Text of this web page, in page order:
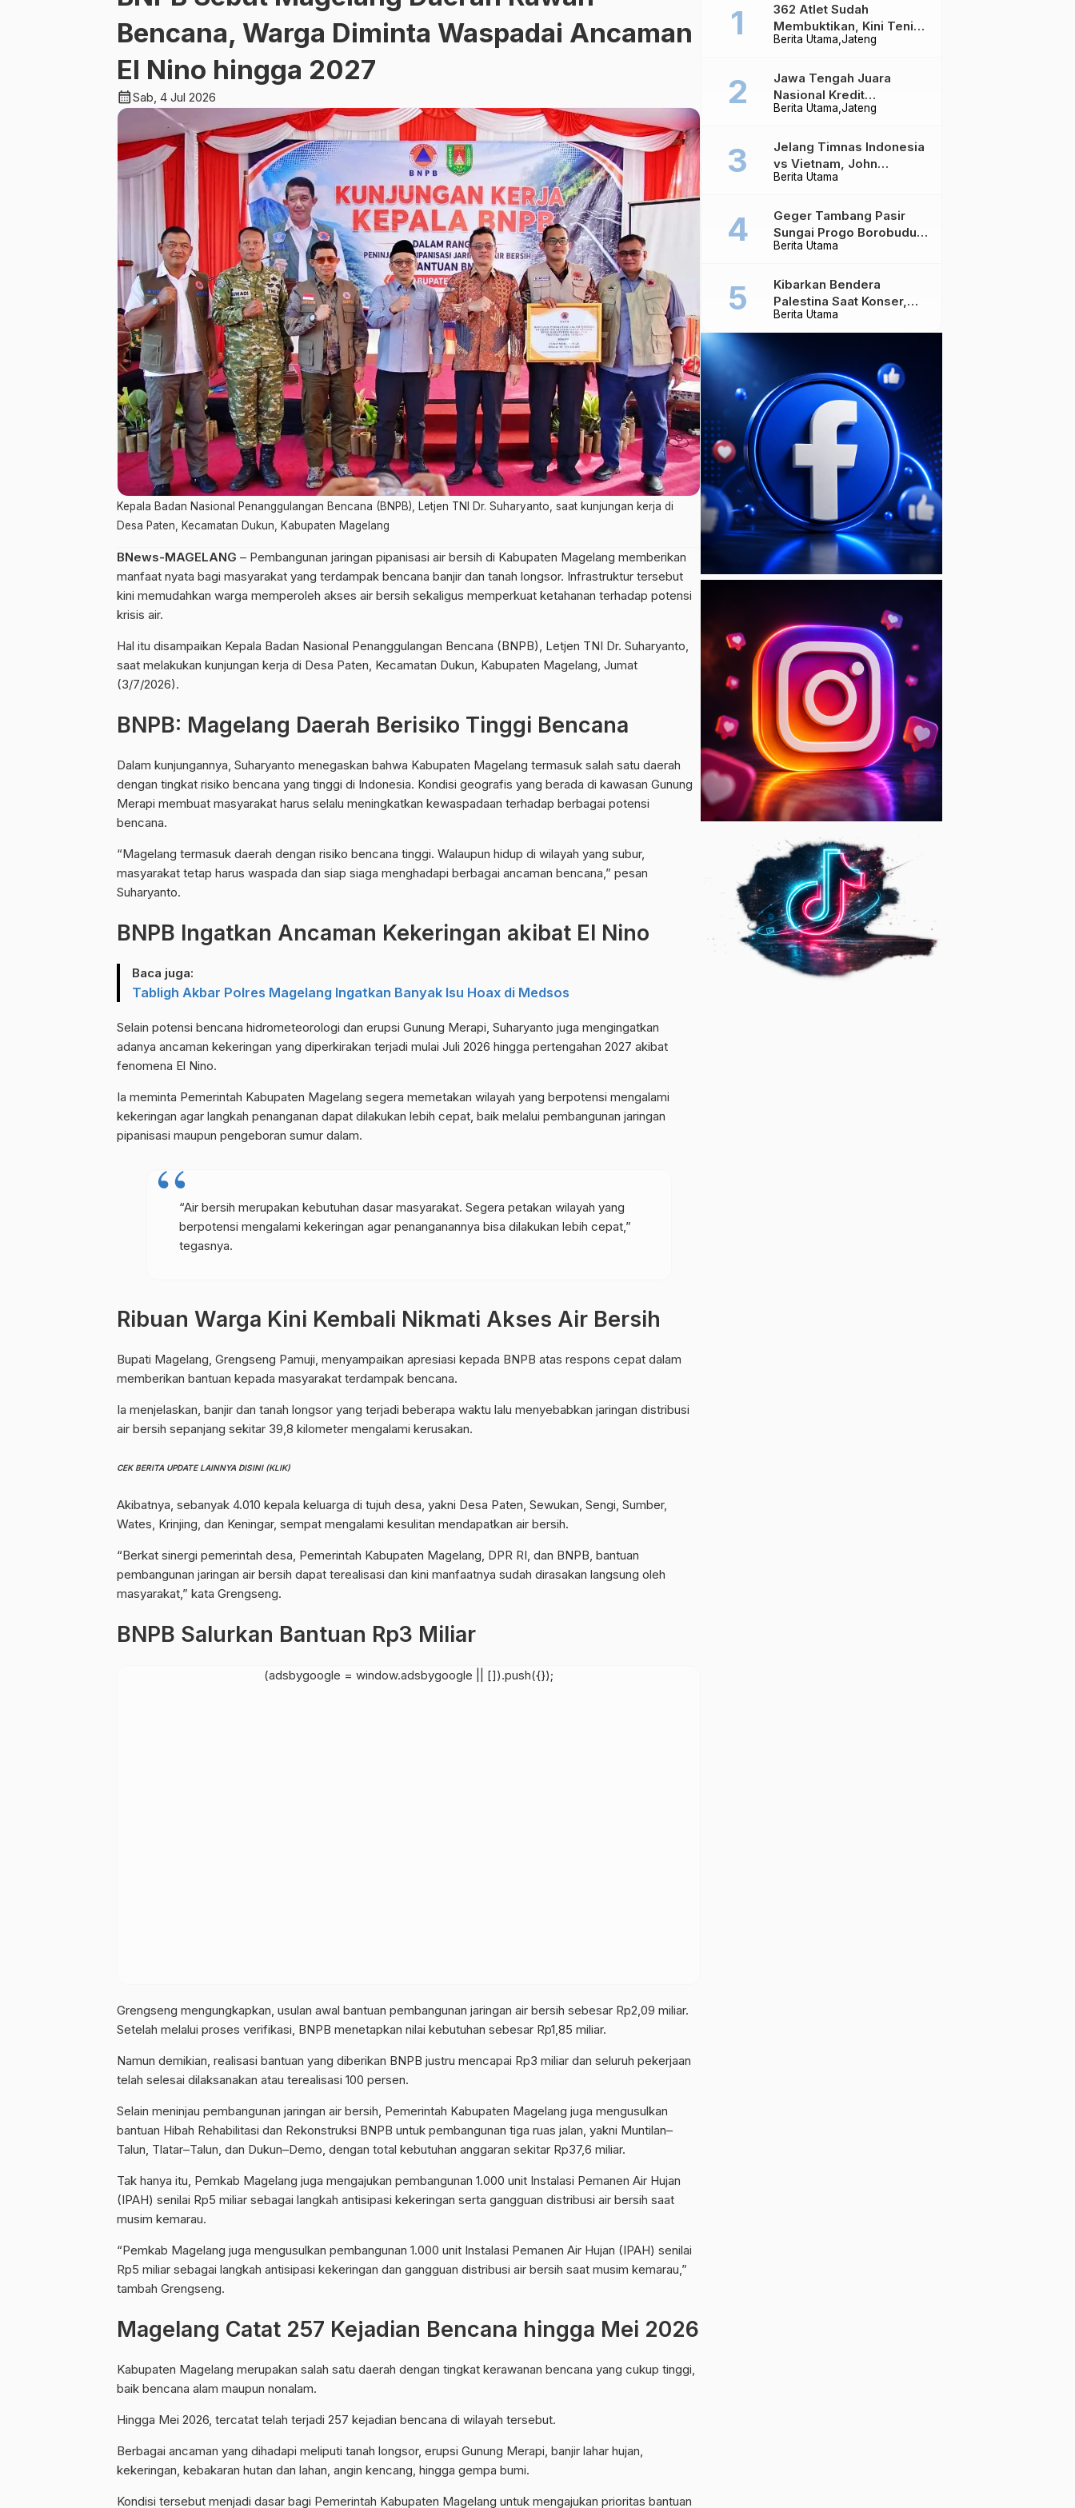
Bencana, Warga Diminta Waspadai Ancaman
El Nino hingga 2027
calendar_monthSab, 4 Jul 2026
Kepala Badan Nasional Penanggulangan Bencana (BNPB), Letjen TNI Dr. Suharyanto, saat kunjungan kerja di
Desa Paten, Kecamatan Dukun, Kabupaten Magelang
BNews-MAGELANG – Pembangunan jaringan pipanisasi air bersih di Kabupaten Magelang memberikan
manfaat nyata bagi masyarakat yang terdampak bencana banjir dan tanah longsor. Infrastruktur tersebut
kini memudahkan warga memperoleh akses air bersih sekaligus memperkuat ketahanan terhadap potensi
krisis air.
Hal itu disampaikan Kepala Badan Nasional Penanggulangan Bencana (BNPB), Letjen TNI Dr. Suharyanto,
saat melakukan kunjungan kerja di Desa Paten, Kecamatan Dukun, Kabupaten Magelang, Jumat
(3/7/2026).
BNPB: Magelang Daerah Berisiko Tinggi Bencana
Dalam kunjungannya, Suharyanto menegaskan bahwa Kabupaten Magelang termasuk salah satu daerah
dengan tingkat risiko bencana yang tinggi di Indonesia. Kondisi geografis yang berada di kawasan Gunung
Merapi membuat masyarakat harus selalu meningkatkan kewaspadaan terhadap berbagai potensi
bencana.
“Magelang termasuk daerah dengan risiko bencana tinggi. Walaupun hidup di wilayah yang subur,
masyarakat tetap harus waspada dan siap siaga menghadapi berbagai ancaman bencana,” pesan
Suharyanto.
BNPB Ingatkan Ancaman Kekeringan akibat El Nino
Baca juga:
Tabligh Akbar Polres Magelang Ingatkan Banyak Isu Hoax di Medsos
Selain potensi bencana hidrometeorologi dan erupsi Gunung Merapi, Suharyanto juga mengingatkan
adanya ancaman kekeringan yang diperkirakan terjadi mulai Juli 2026 hingga pertengahan 2027 akibat
fenomena El Nino.
Ia meminta Pemerintah Kabupaten Magelang segera memetakan wilayah yang berpotensi mengalami
kekeringan agar langkah penanganan dapat dilakukan lebih cepat, baik melalui pembangunan jaringan
pipanisasi maupun pengeboran sumur dalam.
“Air bersih merupakan kebutuhan dasar masyarakat. Segera petakan wilayah yang
berpotensi mengalami kekeringan agar penanganannya bisa dilakukan lebih cepat,”
tegasnya.
Ribuan Warga Kini Kembali Nikmati Akses Air Bersih
Bupati Magelang, Grengseng Pamuji, menyampaikan apresiasi kepada BNPB atas respons cepat dalam
memberikan bantuan kepada masyarakat terdampak bencana.
Ia menjelaskan, banjir dan tanah longsor yang terjadi beberapa waktu lalu menyebabkan jaringan distribusi
air bersih sepanjang sekitar 39,8 kilometer mengalami kerusakan.
CEK BERITA UPDATE LAINNYA DISINI (KLIK)
Akibatnya, sebanyak 4.010 kepala keluarga di tujuh desa, yakni Desa Paten, Sewukan, Sengi, Sumber,
Wates, Krinjing, dan Keningar, sempat mengalami kesulitan mendapatkan air bersih.
“Berkat sinergi pemerintah desa, Pemerintah Kabupaten Magelang, DPR RI, dan BNPB, bantuan
pembangunan jaringan air bersih dapat terealisasi dan kini manfaatnya sudah dirasakan langsung oleh
masyarakat,” kata Grengseng.
BNPB Salurkan Bantuan Rp3 Miliar
(adsbygoogle = window.adsbygoogle || []).push({});
Grengseng mengungkapkan, usulan awal bantuan pembangunan jaringan air bersih sebesar Rp2,09 miliar.
Setelah melalui proses verifikasi, BNPB menetapkan nilai kebutuhan sebesar Rp1,85 miliar.
Namun demikian, realisasi bantuan yang diberikan BNPB justru mencapai Rp3 miliar dan seluruh pekerjaan
telah selesai dilaksanakan atau terealisasi 100 persen.
Selain meninjau pembangunan jaringan air bersih, Pemerintah Kabupaten Magelang juga mengusulkan
bantuan Hibah Rehabilitasi dan Rekonstruksi BNPB untuk pembangunan tiga ruas jalan, yakni Muntilan–
Talun, Tlatar–Talun, dan Dukun–Demo, dengan total kebutuhan anggaran sekitar Rp37,6 miliar.
Tak hanya itu, Pemkab Magelang juga mengajukan pembangunan 1.000 unit Instalasi Pemanen Air Hujan
(IPAH) senilai Rp5 miliar sebagai langkah antisipasi kekeringan serta gangguan distribusi air bersih saat
musim kemarau.
“Pemkab Magelang juga mengusulkan pembangunan 1.000 unit Instalasi Pemanen Air Hujan (IPAH) senilai
Rp5 miliar sebagai langkah antisipasi kekeringan dan gangguan distribusi air bersih saat musim kemarau,”
tambah Grengseng.
Magelang Catat 257 Kejadian Bencana hingga Mei 2026
Kabupaten Magelang merupakan salah satu daerah dengan tingkat kerawanan bencana yang cukup tinggi,
baik bencana alam maupun nonalam.
Hingga Mei 2026, tercatat telah terjadi 257 kejadian bencana di wilayah tersebut.
Berbagai ancaman yang dihadapi meliputi tanah longsor, erupsi Gunung Merapi, banjir lahar hujan,
kekeringan, kebakaran hutan dan lahan, angin kencang, hingga gempa bumi.
Kondisi tersebut menjadi dasar bagi Pemerintah Kabupaten Magelang untuk mengajukan prioritas bantuan
Berita Utama Jateng
362 Atlet Sudah
Membuktikan, Kini Tenis
Meja Jateng Dibidik Jadi
Berita Utama Jateng
Jawa Tengah Juara
Nasional Kredit
Perumahan, Realisasi
Berita Utama
Jelang Timnas Indonesia
vs Vietnam, John
Herdman Ungkap Hal
Berita Utama
Geger Tambang Pasir
Sungai Progo Borobudur,
Warga Sambeng Hentikan
Berita Utama
Kibarkan Bendera
Palestina Saat Konser,
Massive Attack Dilarang
Masuk Singapura Lagi